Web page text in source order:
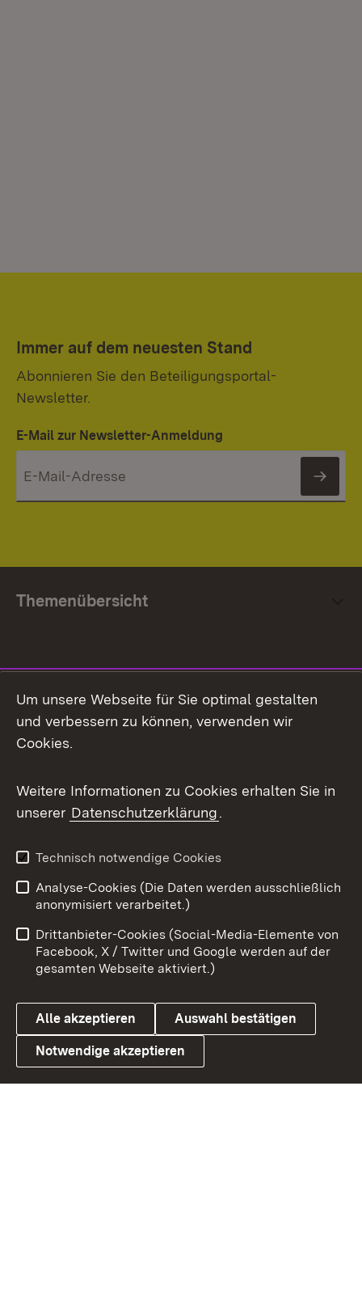
Immer auf dem neuesten Stand
Abonnieren Sie den Beteiligungsportal-
Newsletter.
E-Mail zur Newsletter-Anmeldung
Themenübersicht
Facebook
X / Twitter
Youtube
Link zum Landesportal
Impressum
Kontakt
Barrierefreiheit
Datenschutz
Cookies
Um unsere Webseite für Sie optimal gestalten
und verbessern zu können, verwenden wir
Cookies.
Weitere Informationen zu Cookies erhalten Sie in
unserer Datenschutzerklärung.
Technisch notwendige Cookies
Analyse-Cookies (Die Daten werden ausschließlich
anonymisiert verarbeitet.)
Drittanbieter-Cookies (Social-Media-Elemente von
Facebook, X / Twitter und Google werden auf der
gesamten Webseite aktiviert.)
Alle akzeptieren Auswahl bestätigen
Notwendige akzeptieren